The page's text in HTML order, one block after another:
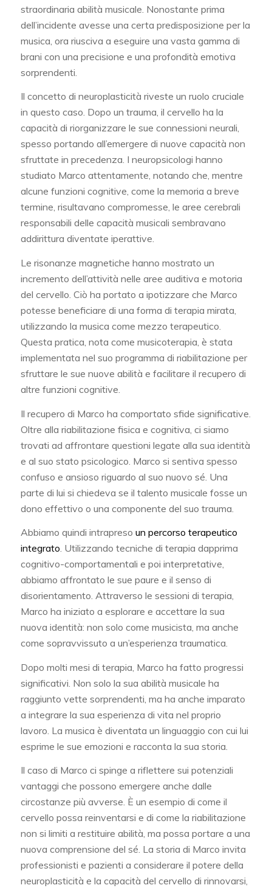
straordinaria abilità musicale. Nonostante prima
dell’incidente avesse una certa predisposizione per la
musica, ora riusciva a eseguire una vasta gamma di
brani con una precisione e una profondità emotiva
sorprendenti.
Il concetto di neuroplasticità riveste un ruolo cruciale
in questo caso. Dopo un trauma, il cervello ha la
capacità di riorganizzare le sue connessioni neurali,
spesso portando all’emergere di nuove capacità non
sfruttate in precedenza. I neuropsicologi hanno
studiato Marco attentamente, notando che, mentre
alcune funzioni cognitive, come la memoria a breve
termine, risultavano compromesse, le aree cerebrali
responsabili delle capacità musicali sembravano
addirittura diventate iperattive.
Le risonanze magnetiche hanno mostrato un
incremento dell’attività nelle aree auditiva e motoria
del cervello. Ciò ha portato a ipotizzare che Marco
potesse beneficiare di una forma di terapia mirata,
utilizzando la musica come mezzo terapeutico.
Questa pratica, nota come musicoterapia, è stata
implementata nel suo programma di riabilitazione per
sfruttare le sue nuove abilità e facilitare il recupero di
altre funzioni cognitive.
Il recupero di Marco ha comportato sfide significative.
Oltre alla riabilitazione fisica e cognitiva, ci siamo
trovati ad affrontare questioni legate alla sua identità
e al suo stato psicologico. Marco si sentiva spesso
confuso e ansioso riguardo al suo nuovo sé. Una
parte di lui si chiedeva se il talento musicale fosse un
dono effettivo o una componente del suo trauma.
Abbiamo quindi intrapreso un percorso terapeutico
integrato. Utilizzando tecniche di terapia dapprima
cognitivo-comportamentali e poi interpretative,
abbiamo affrontato le sue paure e il senso di
disorientamento. Attraverso le sessioni di terapia,
Marco ha iniziato a esplorare e accettare la sua
nuova identità: non solo come musicista, ma anche
come sopravvissuto a un’esperienza traumatica.
Dopo molti mesi di terapia, Marco ha fatto progressi
significativi. Non solo la sua abilità musicale ha
raggiunto vette sorprendenti, ma ha anche imparato
a integrare la sua esperienza di vita nel proprio
lavoro. La musica è diventata un linguaggio con cui lui
esprime le sue emozioni e racconta la sua storia.
Il caso di Marco ci spinge a riflettere sui potenziali
vantaggi che possono emergere anche dalle
circostanze più avverse. È un esempio di come il
cervello possa reinventarsi e di come la riabilitazione
non si limiti a restituire abilità, ma possa portare a una
nuova comprensione del sé. La storia di Marco invita
professionisti e pazienti a considerare il potere della
neuroplasticità e la capacità del cervello di rinnovarsi,